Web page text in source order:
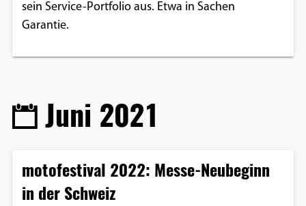
sein Service-Portfolio aus. Etwa in Sachen
Garantie.
Juni 2021
motofestival 2022: Messe-Neubeginn
in der Schweiz